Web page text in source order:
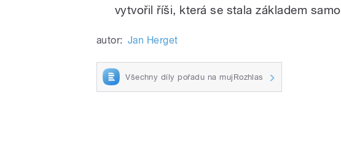
vytvořil říši, která se stala základem
autor: Jan Herget
Všechny díly pořadu na mujRozhlas